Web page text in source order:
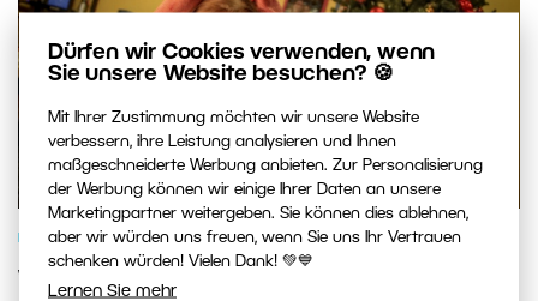
Dürfen wir Cookies verwenden, wenn
Sie unsere Website besuchen? 🍪
Mit Ihrer Zustimmung möchten wir unsere Website
verbessern, ihre Leistung analysieren und Ihnen
maßgeschneiderte Werbung anbieten. Zur Personalisierung
der Werbung können wir einige Ihrer Daten an unsere
Marketingpartner weitergeben. Sie können dies ablehnen,
aber wir würden uns freuen, wenn Sie uns Ihr Vertrauen
schenken würden! Vielen Dank! 💚💙
Lernen Sie mehr
FOTOGENRES
Weihnachtliche Familienreportage –